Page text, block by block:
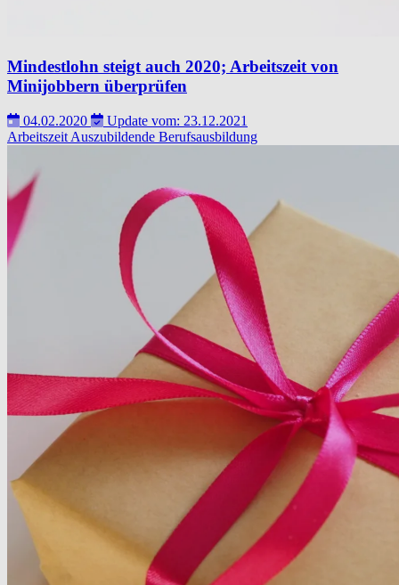
Mindestlohn steigt auch 2020; Arbeitszeit von
Minijobbern überprüfen
04.02.2020
Update vom: 23.12.2021
Arbeitszeit Auszubildende Berufsausbildung